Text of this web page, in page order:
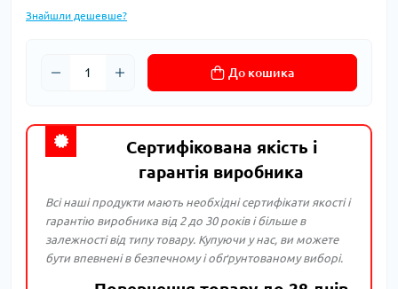
Знайшли дешевше?
До кошика
Сертифікована якість і
гарантія виробника
Всі наші продукти мають необхідні сертифікати якості і
гарантію виробника від 2 до 30 років і більше в
залежності від типу товару. Купуючи у нас, ви можете
бути впевнені в безпечному і обґрунтованому виборі.